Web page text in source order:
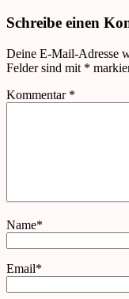
Schreibe einen
Deine E-Mail-Adresse
Felder sind mit *
Kommentar *
Name*
Email*